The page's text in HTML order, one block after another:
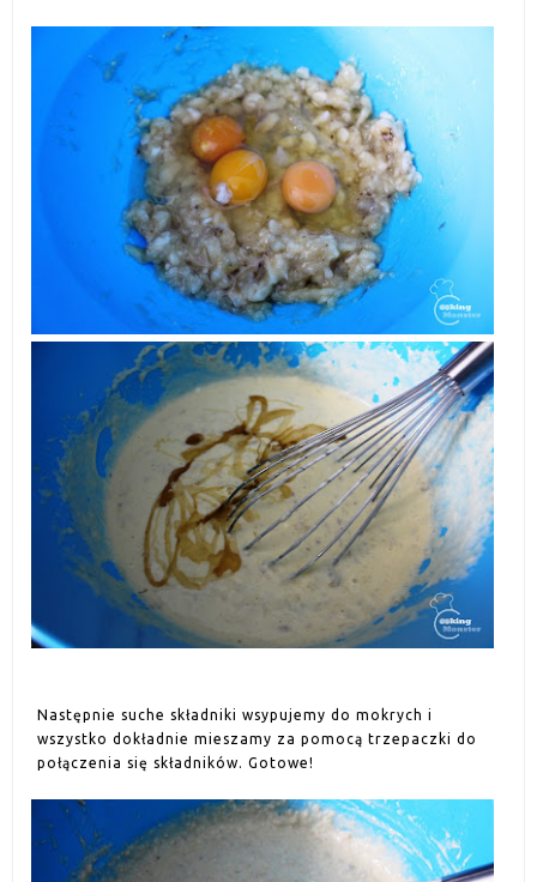
Następnie suche składniki wsypujemy do mokrych i
wszystko dokładnie mieszamy za pomocą trzepaczki do
połączenia się składników. Gotowe!